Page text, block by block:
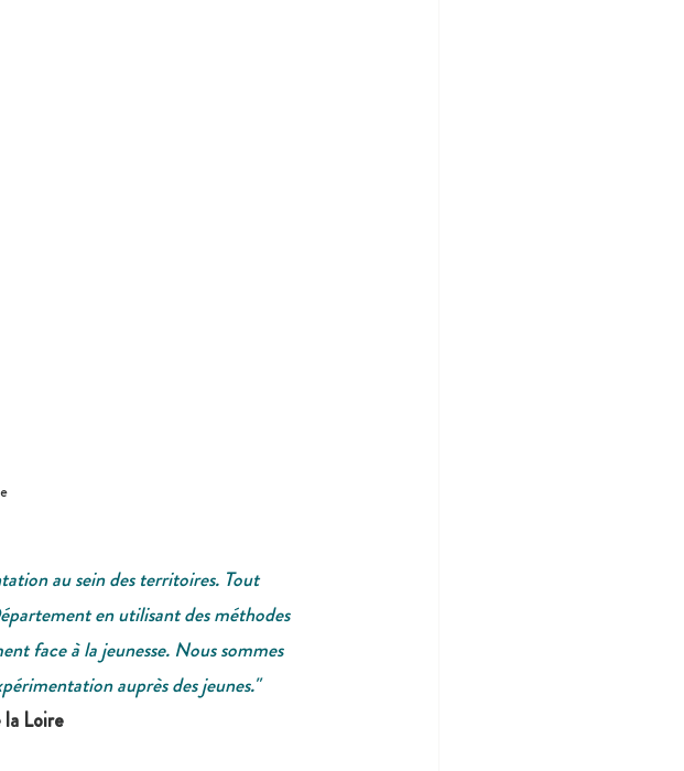
au sein des territoires. Tout
en utilisant des méthodes
face à la jeunesse. Nous sommes
auprès des jeunes."
Loire